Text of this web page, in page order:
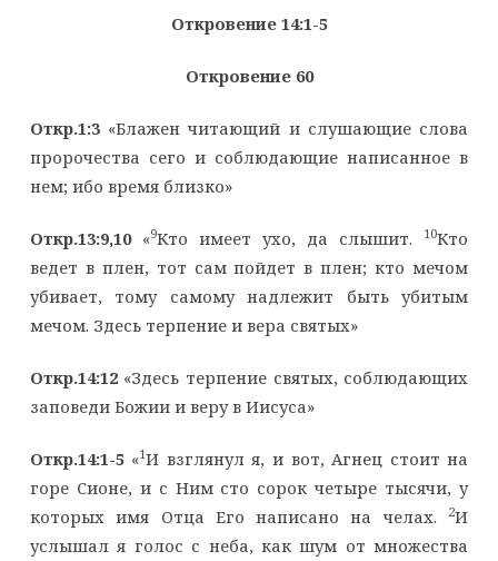
Откровение 14:1-5
Откровение 60
Откр.1:3«Блажен читающий и слушающие слова
пророчества сего и соблюдающие написанное в
нем; ибо время близко»
Откр.13:9,10«9Кто имеет ухо, да слышит. 10Кто
ведет в плен, тот сам пойдет в плен; кто мечом
убивает, тому самому надлежит быть убитым
мечом. Здесь терпение и вера святых»
Откр.14:12«Здесь терпение святых, соблюдающих
заповеди Божии и веру в Иисуса»
Откр.14:1-5«1И взглянул я, и вот, Агнец стоит на
горе Сионе, и с Ним сто сорок четыре тысячи, у
которых имя Отца Его написано на челах.
2И
услышал я голос с неба, как шум от множества